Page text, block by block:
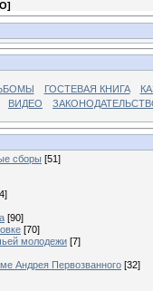
]
ГОСТЕВАЯ КНИГА
ВИДЕО
сборы [51]
[90]
[70]
молодежи [7]
Андрея Первозванного [32]